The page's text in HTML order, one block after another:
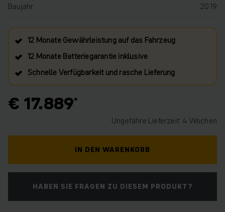
Baujahr
2019
12 Monate Gewährleistung auf das Fahrzeug
12 Monate Batteriegarantie inklusive
Schnelle Verfügbarkeit und rasche Lieferung
€ 17.889
Ungefähre Lieferzeit: 4 Wochen
IN DEN WARENKORB
HABEN SIE FRAGEN ZU DIESEM PRODUKT?